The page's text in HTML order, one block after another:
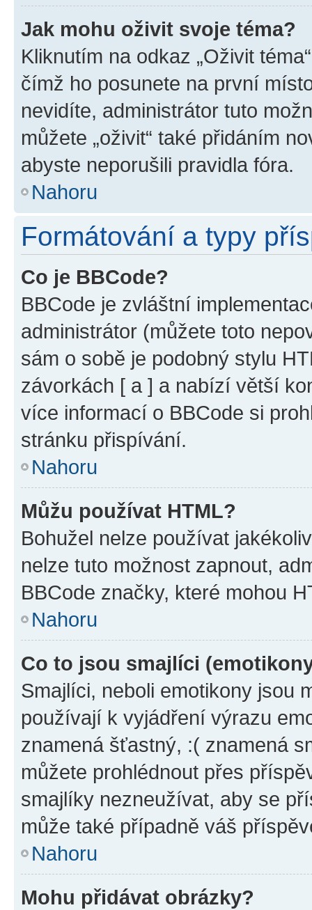
Jak mohu oživit svoje téma?
Kliknutím na odkaz „Oživit
čímž ho posunete na první
nevidíte, administrátor tuto
můžete „oživit“ také přidáním
abyste neporušili pravidla fóra.
Nahoru
Formátování a typy
Co je BBCode?
BBCode je zvláštní
administrátor (můžete toto
sám o sobě je podobný stylu
závorkách [ a ] a nabízí větší
více informací o BBCode si
stránku přispívání.
Nahoru
Můžu používat HTML?
Bohužel nelze používat
nelze tuto možnost zapnout,
BBCode značky, které mohou
Nahoru
Co to jsou smajlíci
Smajlíci, neboli emotikony jsou
používají k vyjádření výrazu
znamená šťastný, :( znamená
můžete prohlédnout přes
smajlíky nezneužívat, aby se
může také případně váš
Nahoru
Mohu přidávat obrázky?